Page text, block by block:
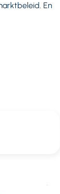
En